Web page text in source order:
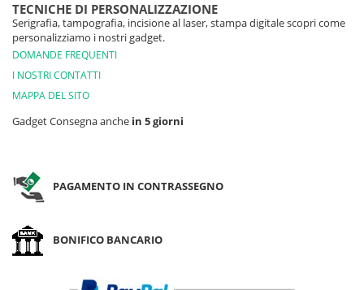
TECNICHE DI PERSONALIZZAZIONE
Serigrafia, tampografia, incisione al laser, stampa digitale scopri come
personalizziamo i nostri gadget.
DOMANDE FREQUENTI
I NOSTRI CONTATTI
MAPPA DEL SITO
Gadget Consegna anche in 5 giorni
PAGAMENTO IN CONTRASSEGNO
BONIFICO BANCARIO